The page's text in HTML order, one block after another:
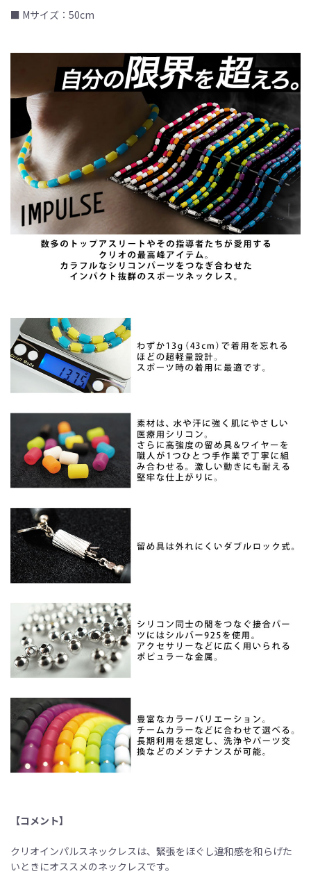
■ Mサイズ：50cm
【コメント】
クリオインパルスネックレスは、緊張をほぐし違和感を和らげた
いときにオススメのネックレスです。